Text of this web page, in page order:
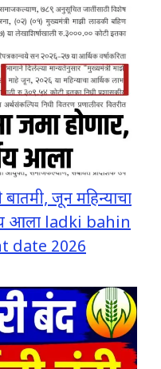
जून महिन्याचा
आला ladki bahin
date 2026